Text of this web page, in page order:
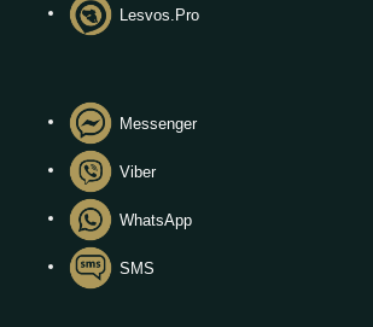
Lesvos.Pro
Messenger
Viber
WhatsApp
SMS